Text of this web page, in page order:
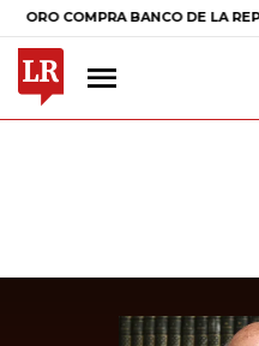
COMPRA BANCO DE LA REPÚBLICA